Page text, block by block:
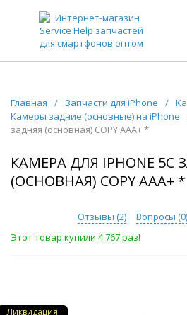
ЗАПЧАСТИ ДЛЯ
Главная / Запчасти для iPhone /
Камеры задние (основные) на iPhone
задняя (основная) COPY ААА+ *
КАМЕРА ДЛЯ IPHONE 5C
(ОСНОВНАЯ) COPY ААА+ *
Отзывы (2) Вопросы (0)
Этот товар купили 4 767 раз!
Ликвидация